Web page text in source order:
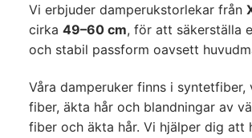
Vi erbjuder damperukstorlekar från
cirka 49–60 cm, för att säkerställa
och stabil passform oavsett
Våra damperuker finns i syntetfiber,
fiber, äkta hår och blandningar av
fiber och äkta hår. Vi hjälper dig att